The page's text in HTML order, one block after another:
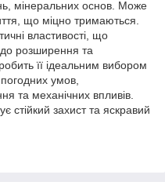
мінеральних основ. Може
що міцно тримаються.
властивості, що
розширення та
її ідеальним вибором
умов,
та механічних впливів.
стійкий захист та яскравий